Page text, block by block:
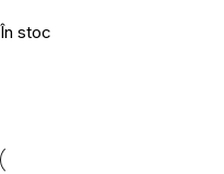
În stoc